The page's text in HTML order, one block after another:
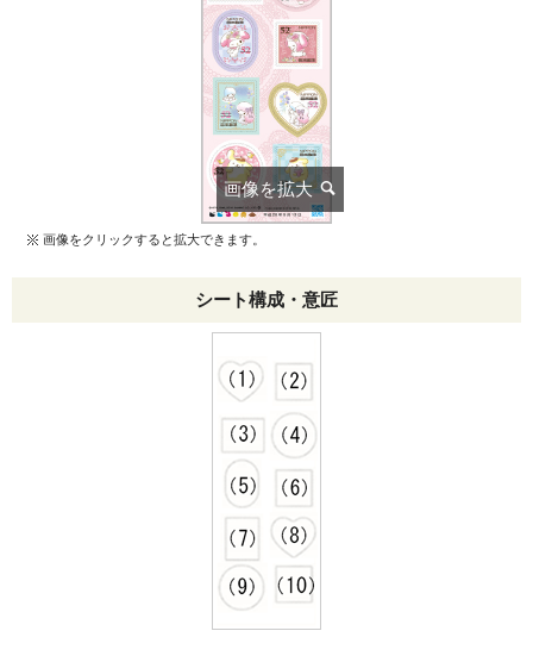
画像をクリックすると拡大できます。
シート構成・意匠